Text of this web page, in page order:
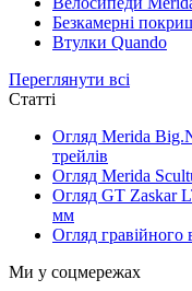
Безкамерні
Втулки Quando
Переглянути всі
Статті
Огляд Merida
трейлів
Огляд Merida
Огляд GT Zaskar
мм
Огляд
Ми у соцмережах